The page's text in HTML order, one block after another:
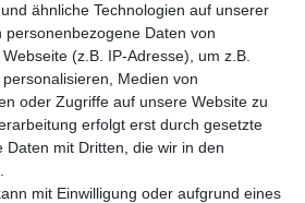
ähnliche Technologien auf unserer
Daten von
(z.B. IP-Adresse), um z.B.
Medien von
oder Zugriffe auf unsere Website zu
erfolgt erst durch gesetzte
Daten mit Dritten, die wir in den
mit Einwilligung oder aufgrund eines